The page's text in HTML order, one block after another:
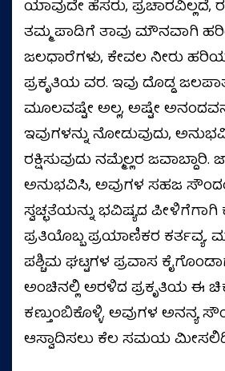
ಯಾವುದೇ ಹೆಸರು, ಪ್ರಚಾರವಿಲ್ಲದೆ,
ತಮ್ಮ ಪಾಡಿಗೆ ತಾವು ಮೌನವಾಗಿ
ಜಲಧಾರೆಗಳು, ಕೇವಲ ನೀರು
ಪ್ರಕೃತಿಯ ವರ. ಇವು ದೊಡ್ಡ
ಮೂಲವಷ್ಟೇ ಅಲ್ಲ, ಅಷ್ಟೇ
ಇವುಗಳನ್ನು ನೋಡುವುದು,
ರಕ್ಷಿಸುವುದು ನಮ್ಮೆಲ್ಲರ
ಅನುಭವಿಸಿ, ಅವುಗಳ ಸಹಜ
ಸ್ವಚ್ಛತೆಯನ್ನು ಭವಿಷ್ಯದ ಪೀಳಿಗೆಗಾಗಿ
ಪ್ರತಿಯೊಬ್ಬ ಪ್ರಯಾಣಿಕರ ಕರ್ತವ್ಯ.
ಪಶ್ಚಿಮ ಘಟ್ಟಗಳ ಪ್ರವಾಸ
ಅಂಚಿನಲ್ಲಿ ಅರಳಿದ ಪ್ರಕೃತಿಯ ಈ
ಕಣ್ತುಂಬಿಕೊಳ್ಳಿ. ಅವುಗಳ ಅನನ್ಯ
ಆಸ್ವಾದಿಸಲು ಕೆಲ ಸಮಯ